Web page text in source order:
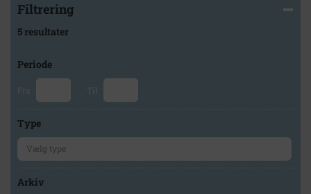
Filtrering
5 resultater
Periode
Fra Til
Type
Arkiv